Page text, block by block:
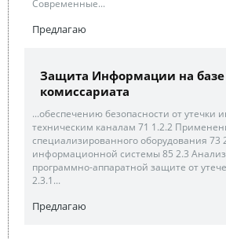
Современные...
Предлагаю
Защита Информации на базе
комиссариата
...обеспечению безопасности от утечки
техническим каналам 71 1.2.2
специализированного оборудования 73
информационной системы 85 2.3
программно-аппаратной защите от
2.3.1...
Предлагаю